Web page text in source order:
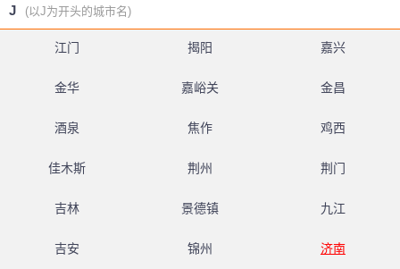
J (以J为开头的城市名)
江门 揭阳 嘉兴
金华 嘉峪关 金昌
酒泉 焦作 鸡西
佳木斯 荆州 荆门
吉林 景德镇 九江
吉安 锦州 济南